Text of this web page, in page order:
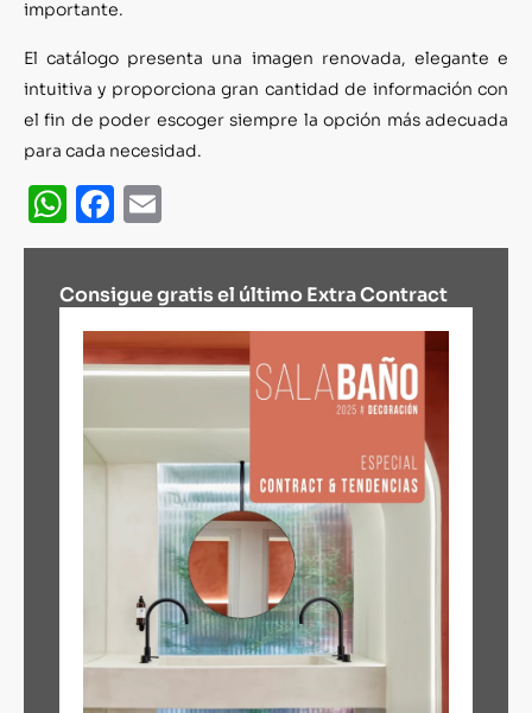
importante.
El catálogo presenta una imagen renovada, elegante e
intuitiva y proporciona gran cantidad de información con
el fin de poder escoger siempre la opción más adecuada
para cada necesidad.
WhatsApp
Facebook
Consigue gratis el último Extra Contract